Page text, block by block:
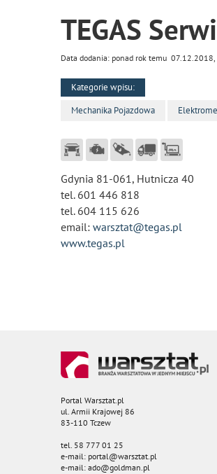
TEGAS
Data dodania: ponad rok temu 07.12.2018,
Kategorie wpisu:
Mechanika Pojazdowa
Gdynia 81-061, Hutnicza 40
tel. 601 446 818
tel. 604 115 626
email: warsztat@tegas.pl
www.tegas.pl
Portal Warsztat.pl
ul. Armii Krajowej 86
83-110 Tczew
tel. 58 777 01 25
e-mail: portal@warsztat.pl
e-mail: ado@goldman.pl